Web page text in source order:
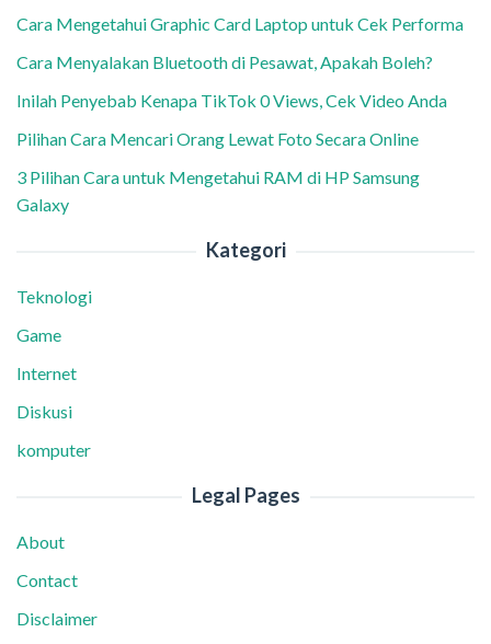
Cara Mengetahui Graphic Card Laptop untuk Cek Performa
Cara Menyalakan Bluetooth di Pesawat, Apakah Boleh?
Inilah Penyebab Kenapa TikTok 0 Views, Cek Video Anda
Pilihan Cara Mencari Orang Lewat Foto Secara Online
3 Pilihan Cara untuk Mengetahui RAM di HP Samsung
Galaxy
Kategori
Teknologi
Game
Internet
Diskusi
komputer
Legal Pages
About
Contact
Disclaimer